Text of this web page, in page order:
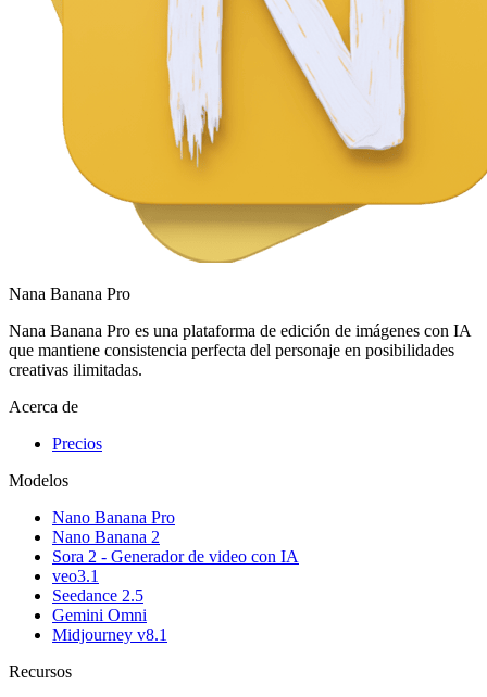
Nana Banana Pro
Nana Banana Pro es una plataforma de edición de imágenes con IA
que mantiene consistencia perfecta del personaje en posibilidades
creativas ilimitadas.
Acerca de
Precios
Modelos
Nano Banana Pro
Nano Banana 2
Sora 2 - Generador de video con IA
veo3.1
Seedance 2.5
Gemini Omni
Midjourney v8.1
Recursos